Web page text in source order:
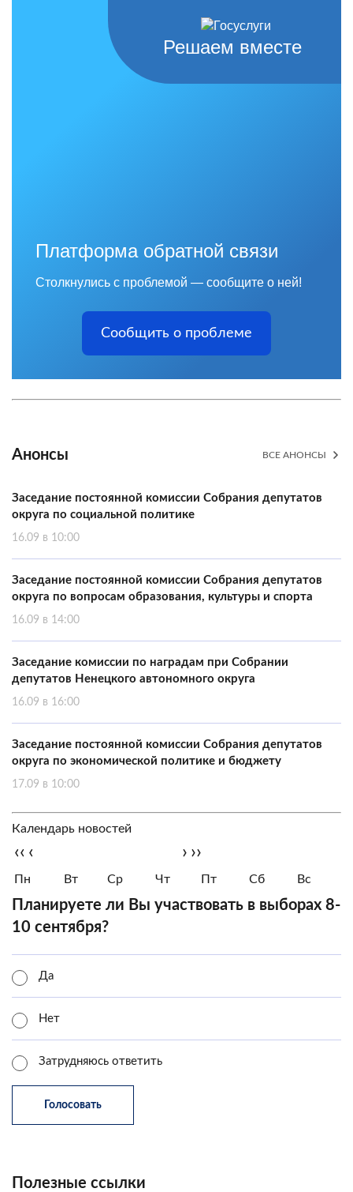
Решаем вместе
Платформа обратной связи
Столкнулись с проблемой — сообщите о ней!
Сообщить о проблеме
Анонсы ВСЕ АНОНСЫ
Заседание постоянной комиссии Собрания депутатов
округа по социальной политике
16.09 в 10:00
Заседание постоянной комиссии Собрания депутатов
округа по вопросам образования, культуры и спорта
16.09 в 14:00
Заседание комиссии по наградам при Собрании
депутатов Ненецкого автономного округа
16.09 в 16:00
Заседание постоянной комиссии Собрания депутатов
округа по экономической политике и бюджету
17.09 в 10:00
Календарь новостей
‹‹ ‹ › ››
Пн Вт Ср Чт Пт Сб Вс
Планируете ли Вы участвовать в выборах 8-
10 сентября?
Да
Нет
Затрудняюсь ответить
Полезные ссылки